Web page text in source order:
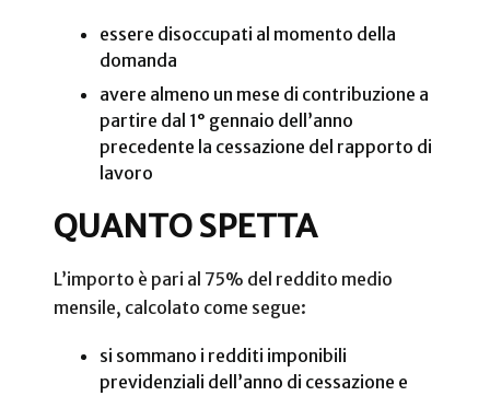
essere disoccupati al momento della
domanda
avere almeno un mese di contribuzione a
partire dal 1° gennaio dell’anno
precedente la cessazione del rapporto di
lavoro
QUANTO SPETTA
L’importo è pari al 75% del reddito medio
mensile, calcolato come segue:
si sommano i redditi imponibili
previdenziali dell’anno di cessazione e